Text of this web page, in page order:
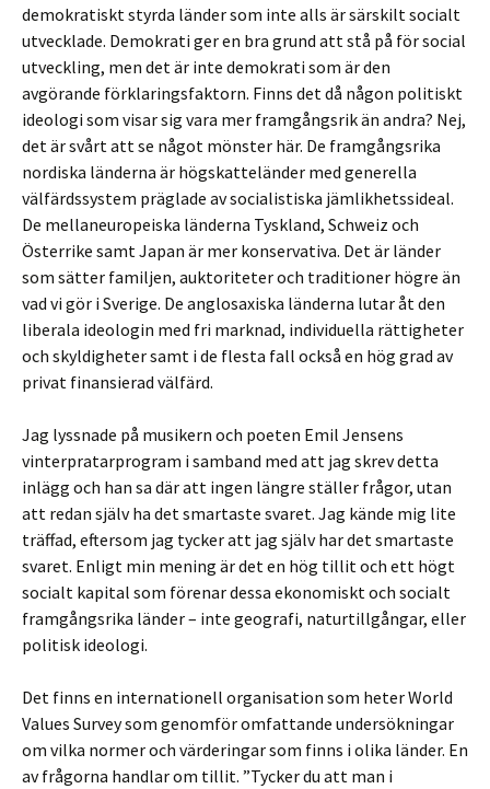
demokratiskt styrda länder som inte alls är särskilt socialt
utvecklade. Demokrati ger en bra grund att stå på för social
utveckling, men det är inte demokrati som är den
avgörande förklaringsfaktorn. Finns det då någon politiskt
ideologi som visar sig vara mer framgångsrik än andra? Nej,
det är svårt att se något mönster här. De framgångsrika
nordiska länderna är högskatteländer med generella
välfärdssystem präglade av socialistiska jämlikhetssideal.
De mellaneuropeiska länderna Tyskland, Schweiz och
Österrike samt Japan är mer konservativa. Det är länder
som sätter familjen, auktoriteter och traditioner högre än
vad vi gör i Sverige. De anglosaxiska länderna lutar åt den
liberala ideologin med fri marknad, individuella rättigheter
och skyldigheter samt i de flesta fall också en hög grad av
privat finansierad välfärd.
Jag lyssnade på musikern och poeten Emil Jensens
vinterpratarprogram i samband med att jag skrev detta
inlägg och han sa där att ingen längre ställer frågor, utan
att redan själv ha det smartaste svaret. Jag kände mig lite
träffad, eftersom jag tycker att jag själv har det smartaste
svaret. Enligt min mening är det en hög tillit och ett högt
socialt kapital som förenar dessa ekonomiskt och socialt
framgångsrika länder – inte geografi, naturtillgångar, eller
politisk ideologi.
Det finns en internationell organisation som heter World
Values Survey som genomför omfattande undersökningar
om vilka normer och värderingar som finns i olika länder. En
av frågorna handlar om tillit. ”Tycker du att man i